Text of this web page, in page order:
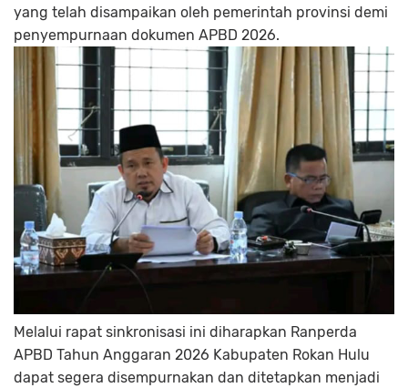
yang telah disampaikan oleh pemerintah provinsi demi
penyempurnaan dokumen APBD 2026.
Melalui rapat sinkronisasi ini diharapkan Ranperda
APBD Tahun Anggaran 2026 Kabupaten Rokan Hulu
dapat segera disempurnakan dan ditetapkan menjadi